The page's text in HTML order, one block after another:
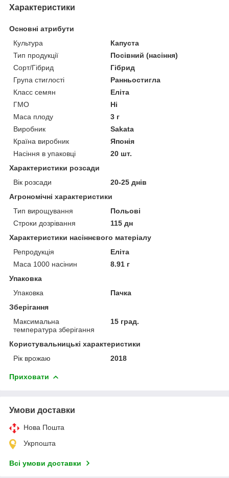
Характеристики
Основні атрибути
Культура
Капуста
Тип продукції
Посівний (насіння)
Сорт/Гібрид
Гібрид
Група стиглості
Ранньостигла
Класс семян
Еліта
ГМО
Ні
Маса плоду
3 г
Виробник
Sakata
Країна виробник
Японія
Насіння в упаковці
20 шт.
Характеристики розсади
Вік розсади
20-25 днів
Агрономічні характеристики
Тип вирощування
Польові
Строки дозрівання
115 дн
Характеристики насіннєвого матеріалу
Репродукція
Еліта
Маса 1000 насінин
8.91 г
Упаковка
Упаковка
Пачка
Зберігання
Максимальна
температура зберігання
15 град.
Користувальницькі характеристики
Рік врожаю
2018
Приховати
Умови доставки
Нова Пошта
Укрпошта
Всі умови доставки